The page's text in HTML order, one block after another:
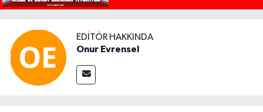
EDITÖR HAKKINDA
Onur Evrensel